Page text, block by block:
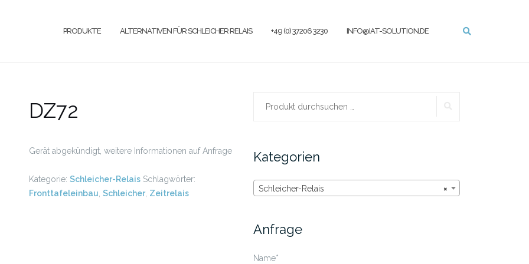
PRODUKTE ALTERNATIVEN FÜR SCHLEICHER RELAIS +49 (0) 37206 3230 INFO@IAT-SOLUTION.DE
DZ72
Gerät abgekündigt, weitere Informationen auf Anfrage
Kategorie: Schleicher-Relais Schlagwörter:
Fronttafeleinbau, Schleicher, Zeitrelais
Suchen
Kategorien
×
Schleicher-Relais
Anfrage
Name*